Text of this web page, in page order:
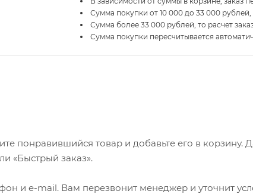
Сумма покупки от 10 000 до 33 000 рублей,
Сумма более 33 000 рублей, то расчет
Сумма покупки пересчитывается
понравившийся товар и добавьте его в корзину.
«Быстрый заказ».
и e-mail. Вам перезвонит менеджер и уточнит